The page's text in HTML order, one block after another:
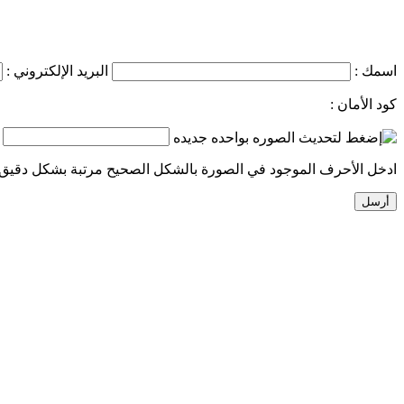
اسمك : البريد الإلكتروني :
كود الأمان :
ادخل الأحرف الموجود في الصورة بالشكل الصحيح مرتبة بشكل